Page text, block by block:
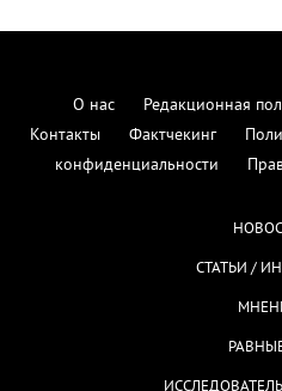
О нас Редакционная
Контакты
Фактчекинг
конфиденциальности
СТАТЬИ /